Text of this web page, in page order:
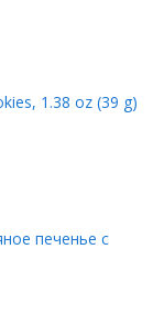
1.38 oz (39 g)
печенье с